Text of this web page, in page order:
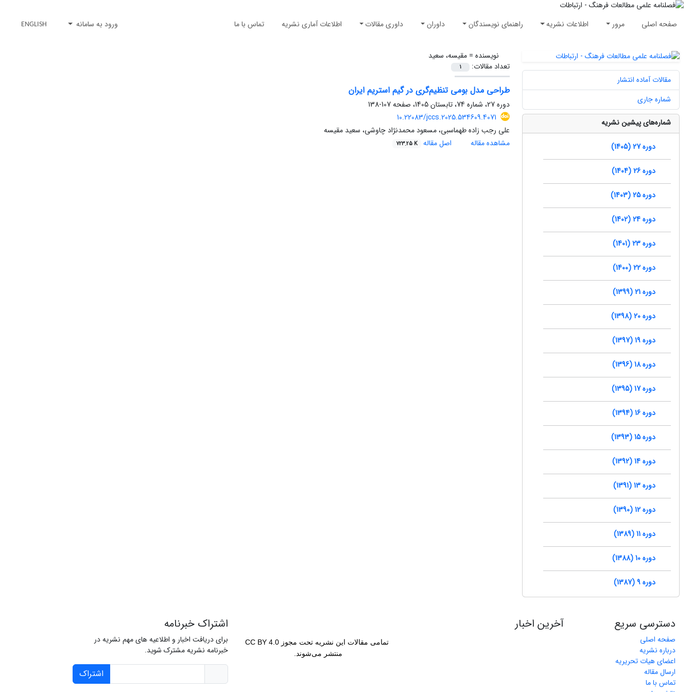
صفحه اصلی مرور اطلاعات نشریه راهنمای نویسندگان داوران داوری مقالات اطلاعات آماری نشریه تماس با ما ورود به سامانه ENGLISH
نویسنده =مقیسه، سعید
تعداد مقالات:
1
طراحی مدل بومی تنظیم‌گری در گیم ‌استریم ایران
دوره 27، شماره 74، تابستان 1405، صفحه
107-138
10.22083/jccs.2025.534609.4071
علی رجب زاده طهماسبی، مسعود محمدنژاد چاوشی، سعید مقیسه
مشاهده مقاله
اصل مقاله 723.25 K
مقالات آماده انتشار
شماره جاری
شماره‌های پیشین نشریه
دوره 27 (1405)
دوره 26 (1404)
دوره 25 (1403)
دوره 24 (1402)
دوره 23 (1401)
دوره 22 (1400)
دوره 21 (1399)
دوره 20 (1398)
دوره 19 (1397)
دوره 18 (1396)
دوره 17 (1395)
دوره 16 (1394)
دوره 15 (1393)
دوره 14 (1392)
دوره 13 (1391)
دوره 12 (1390)
دوره 11 (1389)
دوره 10 (1388)
دوره 9 (1387)
دسترسی سریع
صفحه اصلی
درباره نشریه
اعضای هیات تحریریه
ارسال مقاله
تماس با ما
آخرین اخبار
تمامی مقالات این نشریه تحت مجوز CC BY 4.0
منتشر می‌شوند.
اشتراک خبرنامه
برای دریافت اخبار و اطلاعیه های مهم نشریه در
خبرنامه نشریه مشترک شوید.
اشتراک